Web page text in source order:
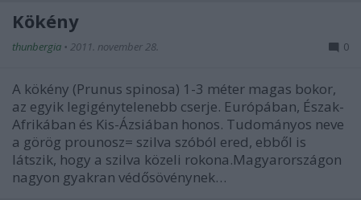
Kökény
thunbergia • 2011. november 28. 0
A kökény (Prunus spinosa) 1-3 méter magas bokor,
az egyik legigénytelenebb cserje. Európában, Észak-
Afrikában és Kis-Ázsiában honos. Tudományos neve
a görög prounosz= szilva szóból ered, ebből is
látszik, hogy a szilva közeli rokona.Magyarországon
nagyon gyakran védősövénynek…